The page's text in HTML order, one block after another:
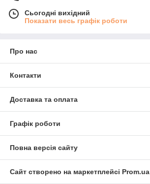
Сьогодні вихідний
Показати весь графік роботи
Про нас
Контакти
Доставка та оплата
Графік роботи
Повна версія сайту
Сайт створено на маркетплейсі Prom.ua